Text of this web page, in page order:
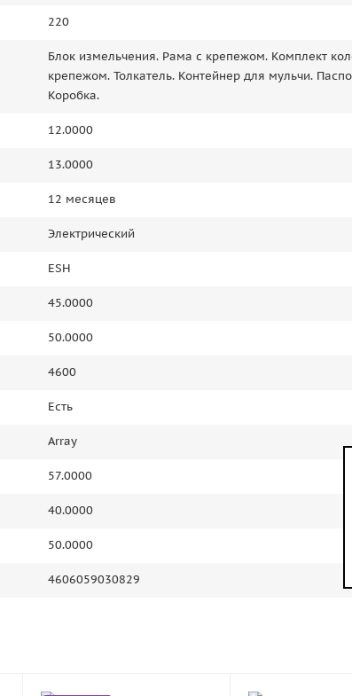
220
Блок измельчения. Рама с крепежом. Комплект
крепежом. Толкатель. Контейнер для мульчи.
Коробка.
12.0000
13.0000
12 месяцев
Электрический
ESH
45.0000
50.0000
4600
Есть
Array
57.0000
40.0000
50.0000
4606059030829